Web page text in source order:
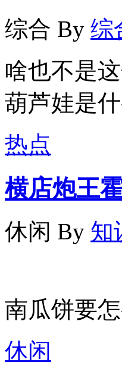
综合 By 综
啥也不是
葫芦娃是
热点
横店炮王
休闲 By 知
南瓜饼要
休闲